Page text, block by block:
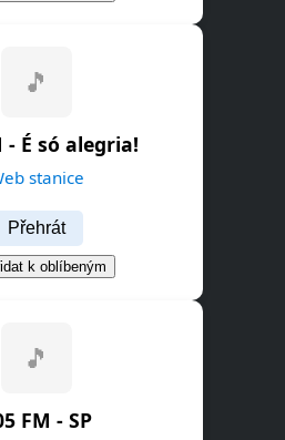
🎵
- É só alegria!
stanice
Přehrát
k oblíbeným
🎵
FM - SP